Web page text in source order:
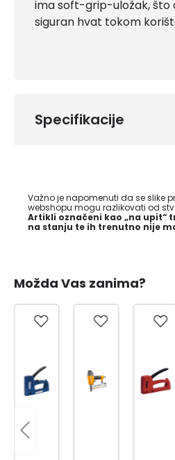
ima soft-grip-uložak, što
siguran hvat tokom
Specifikacije
Važno je napomenuti da se slike
webshopu mogu razlikovati od
Artikli označeni kao „na upit“
na stanju te ih trenutno nije
Možda Vas zanima?